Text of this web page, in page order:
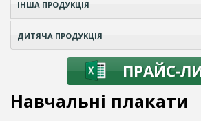
ІНША ПРОДУКЦІЯ
ДИТЯЧА ПРОДУКЦІЯ
Навчальні плакати